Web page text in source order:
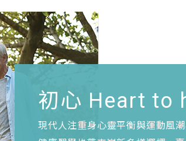
初心 Heart to
現代人注重身心靈平衡與運動風